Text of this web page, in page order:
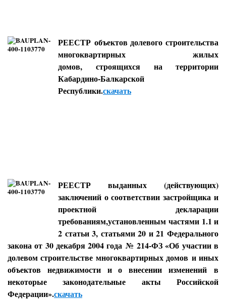
РЕЕСТР объектов долевого строительства
многоквартирных жилых
домов,строящихся на территории
Кабардино-Балкарской
Республики.скачать
РЕЕСТРвыданных (действующих)
заключений о соответствии застройщика и
проектной декларации
требованиям,установленнымчастями 1.1 и
2 статьи 3, статьями 20 и 21 Федерального
закона от 30 декабря 2004 года № 214-ФЗ «Об участии в
долевом строительстве многоквартирных домов и иных
объектов недвижимости и о внесении изменений в
некоторые законодательные акты Российской
Федерации».скачать